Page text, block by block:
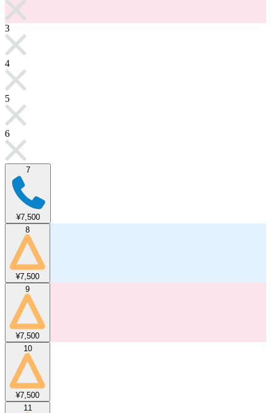
3
4
5
6
7
¥7,500
8
¥7,500
9
¥7,500
10
¥7,500
11